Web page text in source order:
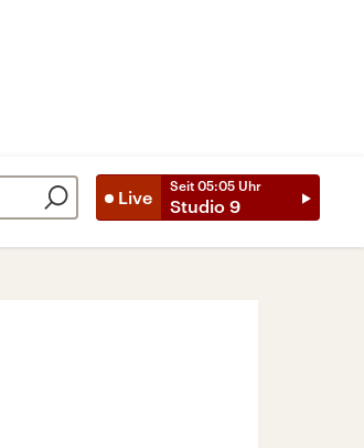
Live
Seit 05:05 Uhr
Studio 9